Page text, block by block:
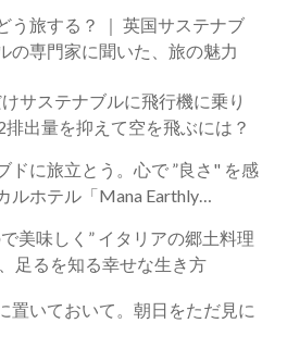
？ ｜ 英国サステナブ
の専門家に聞いた、旅の魅力
サステナブルに飛行機に乗り
排出量を抑えて空を飛ぶには？
ドに旅立とう。心で ”良さ" を感
ルホテル「Mana Earthly
美味しく” イタリアの郷土料理
足るを知る幸せな生き方
置いておいて。朝日をただ見に